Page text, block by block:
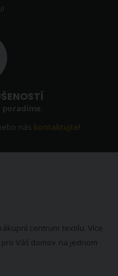
poradíme.
nás kontaktujte!
centrum textilu. Více
Váš domov na jednom